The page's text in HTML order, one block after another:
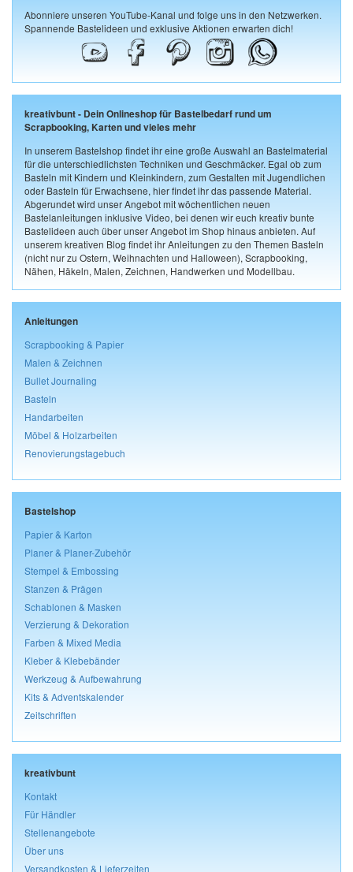
Abonniere unseren YouTube-Kanal und folge uns in den Netzwerken.
Spannende Bastelideen und exklusive Aktionen erwarten dich!
kreativbunt - Dein Onlineshop für Bastelbedarf rund um
Scrapbooking, Karten und vieles mehr
In unserem Bastelshop findet ihr eine große Auswahl an Bastelmaterial
für die unterschiedlichsten Techniken und Geschmäcker. Egal ob zum
Basteln mit Kindern und Kleinkindern, zum Gestalten mit Jugendlichen
oder Basteln für Erwachsene, hier findet ihr das passende Material.
Abgerundet wird unser Angebot mit wöchentlichen neuen
Bastelanleitungen inklusive Video, bei denen wir euch kreativ bunte
Bastelideen auch über unser Angebot im Shop hinaus anbieten. Auf
unserem kreativen Blog findet ihr Anleitungen zu den Themen Basteln
(nicht nur zu Ostern, Weihnachten und Halloween), Scrapbooking,
Nähen, Häkeln, Malen, Zeichnen, Handwerken und Modellbau.
Anleitungen
Scrapbooking & Papier
Malen & Zeichnen
Bullet Journaling
Basteln
Handarbeiten
Möbel & Holzarbeiten
Renovierungstagebuch
Bastelshop
Papier & Karton
Planer & Planer-Zubehör
Stempel & Embossing
Stanzen & Prägen
Schablonen & Masken
Verzierung & Dekoration
Farben & Mixed Media
Kleber & Klebebänder
Werkzeug & Aufbewahrung
Kits & Adventskalender
Zeitschriften
kreativbunt
Kontakt
Für Händler
Stellenangebote
Über uns
Versandkosten & Lieferzeiten